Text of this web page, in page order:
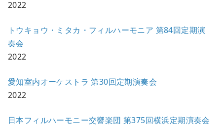
2022
トウキョウ・ミタカ・フィルハーモニア 第84回定期演
奏会
2022
愛知室内オーケストラ 第30回定期演奏会
2022
日本フィルハーモニー交響楽団 第375回横浜定期演奏会